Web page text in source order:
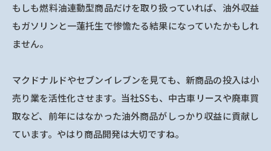
もしも燃料油連動型商品だけを取り扱っていれば、油外収益
もガソリンと一蓮托生で惨憺たる結果になっていたかもしれ
ません。
マクドナルドやセブンイレブンを見ても、新商品の投入は小
売り業を活性化させます。当社SSも、中古車リースや廃車買
取など、前年にはなかった油外商品がしっかり収益に貢献し
ています。やはり商品開発は大切ですね。